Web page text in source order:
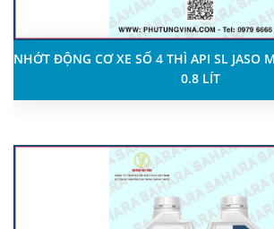
NHỚT ĐỘNG CƠ XE SỐ 4 THÌ API SL JASO
0.8 LÍT